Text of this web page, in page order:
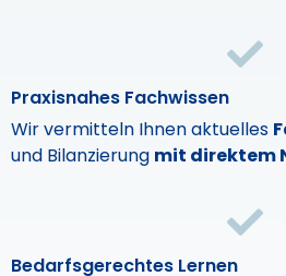
Praxisnahes Fachwissen
Wir vermitteln Ihnen aktuelles
und Bilanzierung mit direktem
Bedarfsgerechtes Lernen